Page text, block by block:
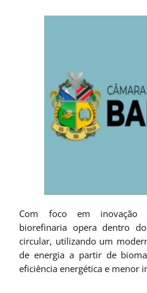
Com foco em inovação
biorefinaria opera dentro
circular, utilizando um
de energia a partir de
eficiência energética e menor